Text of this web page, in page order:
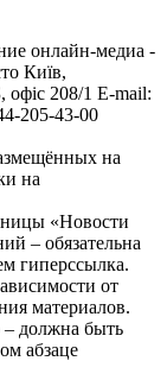
онлайн-медиа -
Київ,
208/1 E-mail:
205-43-00
на
на
«Новости
– обязательна
гиперссылка.
от
материалов.
– должна быть
абзаце